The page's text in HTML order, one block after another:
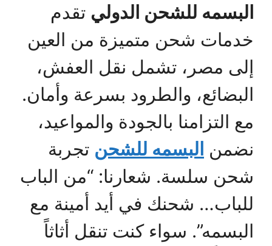
البسمه للشحن الدولي تقدم
خدمات شحن متميزة من العين
إلى مصر، تشمل نقل العفش،
البضائع، والطرود بسرعة وأمان.
مع التزامنا بالجودة والمواعيد،
نضمن البسمه للشحن تجربة
شحن سلسة. شعارنا: “من الباب
للباب… شحنك في أيد أمينة مع
البسمه”. سواء كنت تنقل أثاثاً